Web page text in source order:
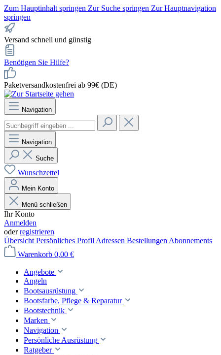
Zum Hauptinhalt springen Zur Suche springen Zur Hauptnavigation
springen
Versand schnell und günstig
Benötigen Sie Hilfe?
Paketversandkostenfrei ab 99€ (DE)
Navigation
Navigation
Suche
Wunschzettel
Mein Konto
Menü schließen
Ihr Konto
Anmelden
oderregistrieren
Übersicht Persönliches Profil Adressen Bestellungen Abonnements
Warenkorb 0,00 €
Angebote
Angeln
Bootsausrüstung
Bootsfarbe, Pflege & Reparatur
Bootstechnik
Marken
Navigation
Persönliche Ausrüstung
Ratgeber